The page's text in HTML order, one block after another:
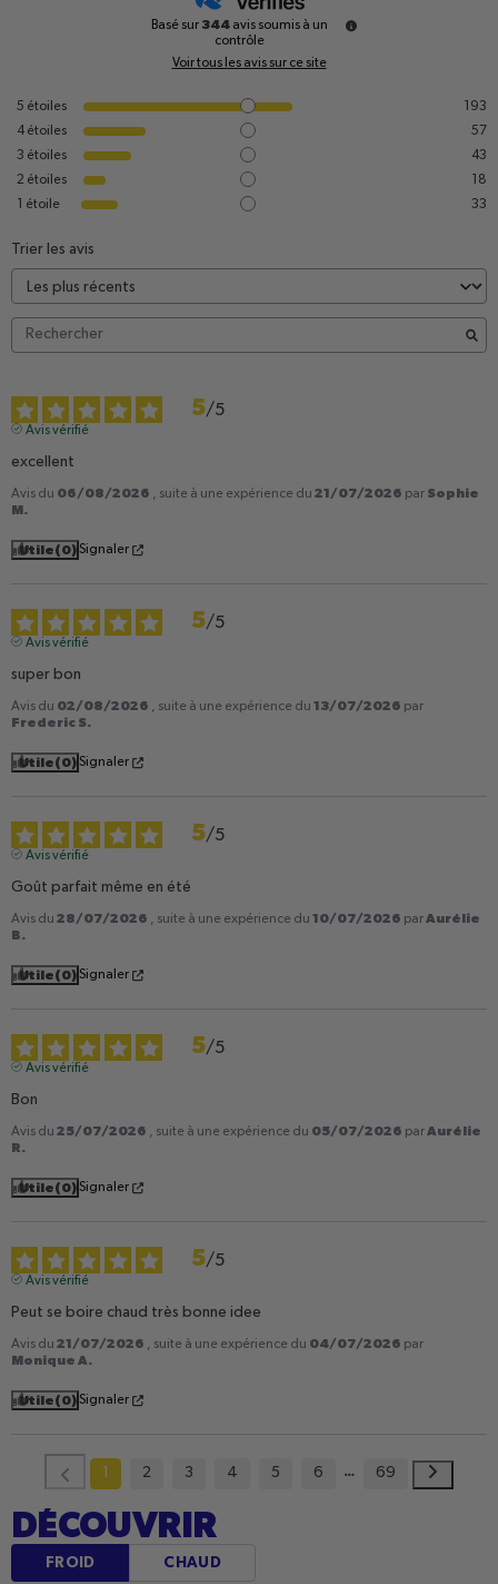
Basé sur 344 avis soumis à un
contrôle
Voir tous les avis sur ce site
5 étoiles
193
4 étoiles
57
3 étoiles
43
2 étoiles
18
étoile 33
Trier les avis
5/5
Avis vérifié
excellent
Avis du 06/08/2026 , suite à une expérience du 21/07/2026 par Sophie
M.
Utile(0)Signaler
5/5
Avis vérifié
super bon
Avis du 02/08/2026 , suite à une expérience du 13/07/2026 par
Frederic S.
Utile(0)Signaler
5/5
Avis vérifié
Goût parfait même en été
Avis du 28/07/2026 , suite à une expérience du 10/07/2026 parAurélie
B.
Utile(0)Signaler
5/5
Avis vérifié
Bon
Avis du 25/07/2026 , suite à une expérience du 05/07/2026 parAurélie
R.
Utile(0)Signaler
5/5
Avis vérifié
Peut se boire chaud très bonne idee
Avis du 21/07/2026 , suite à une expérience du 04/07/2026 par
Monique A.
Utile(0)Signaler
2 3 4 5 6 69
DÉCOUVRIR
FROID CHAUD